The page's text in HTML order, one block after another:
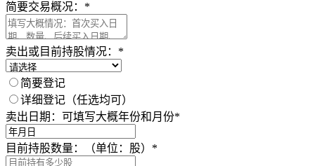
简要交易概况： *
卖出或目前持股情况： *
简要登记
详细登记（任选均可）
卖出日期：可填写大概年份和月份*
目前持股数量：（单位：股） *